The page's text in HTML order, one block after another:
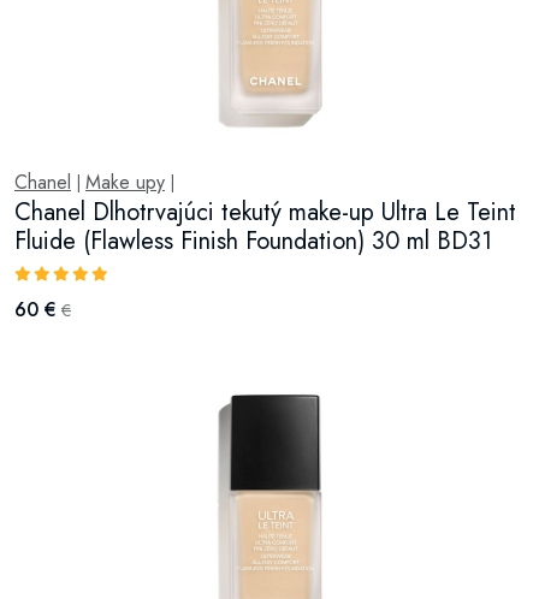
Chanel Make upy
Chanel Dlhotrvajúci tekutý make-up Ultra Le Teint
Fluide (Flawless Finish Foundation) 30 ml BD31
60 € €